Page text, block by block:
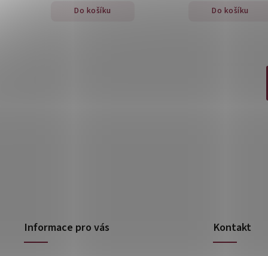
Do košíku Do košíku
Informace pro vás Kontakt